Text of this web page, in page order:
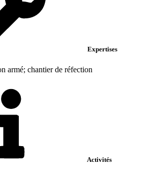
Expertises
armé; chantier de réfection
Activités